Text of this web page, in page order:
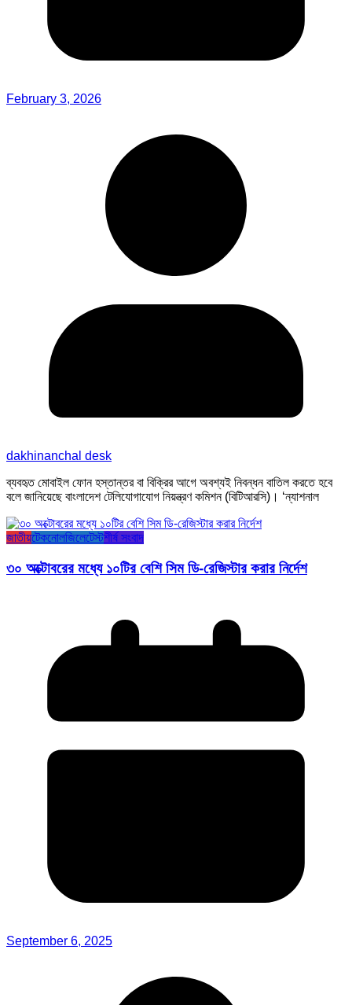
February 3, 2026
dakhinanchal desk
ব্যবহৃত মোবাইল ফোন হস্তান্তর বা বিক্রির আগে অবশ্যই নিবন্ধন বাতিল করতে হবে
বলে জানিয়েছে বাংলাদেশ টেলিযোগাযোগ নিয়ন্ত্রণ কমিশন (বিটিআরসি)। ‘ন্যাশনাল
জাতীয়টেকনোলজিলেটেস্টশীর্ষ সংবাদ
৩০ অক্টোবরের মধ্যে ১০টির বেশি সিম ডি-রেজিস্টার করার নির্দেশ
September 6, 2025